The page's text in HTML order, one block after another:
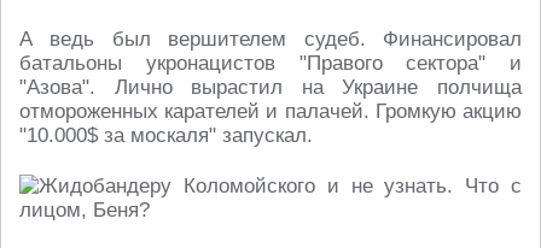
А ведь был вершителем судеб. Финансировал
батальоны укронацистов "Правого сектора" и
"Азова". Лично вырастил на Украине полчища
отмороженных карателей и палачей. Громкую акцию
"10.000$ за москаля" запускал.